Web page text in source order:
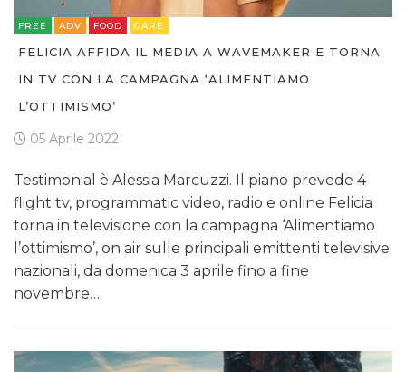
FREE ADV FOOD GARE
FELICIA AFFIDA IL MEDIA A WAVEMAKER E TORNA
IN TV CON LA CAMPAGNA ‘ALIMENTIAMO
L’OTTIMISMO’
05 Aprile 2022
Testimonial è Alessia Marcuzzi. Il piano prevede 4
flight tv, programmatic video, radio e online Felicia
torna in televisione con la campagna ‘Alimentiamo
l’ottimismo’, on air sulle principali emittenti televisive
nazionali, da domenica 3 aprile fino a fine
novembre….